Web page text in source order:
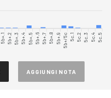
5b+.1 5b+.2 5b+.3 5b+.4 5b+.5 5b+.6 5b+.7 5b+.8 5b+.9 5b+/5c 5c.1 5c.2 5c.3 5c.4 5c.5
AGGIUNGI NOTA